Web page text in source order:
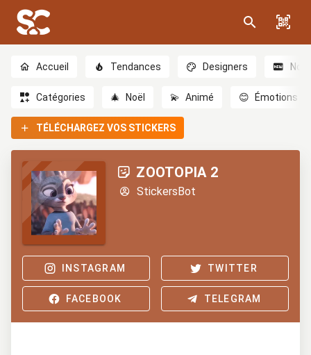
Accueil Tendances Designers
Catégories 🎄 Noël 💫 Animé 😊 Émotions
TÉLÉCHARGEZ VOS STICKERS
ZOOTOPIA 2
StickersBot
INSTAGRAM TWITTER
FACEBOOK TELEGRAM